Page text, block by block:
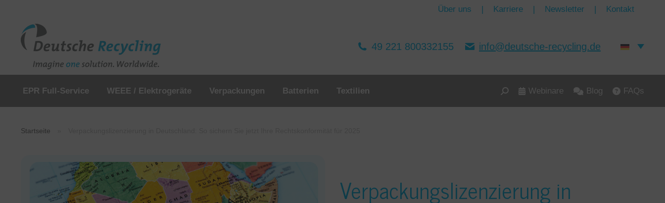
Über uns | Karriere | Newsletter | Kontakt
49 221 800332155 info@deutsche-recycling.de
EPR Full-Service WEEE / Elektrogeräte Verpackungen Batterien Textilien Search: Webinare Blog FAQs
Startseite
Verpackungslizenzierung in